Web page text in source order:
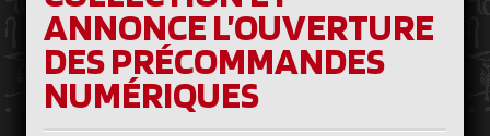
ANNONCE L’OUVERTURE
DES PRÉCOMMANDES
NUMÉRIQUES